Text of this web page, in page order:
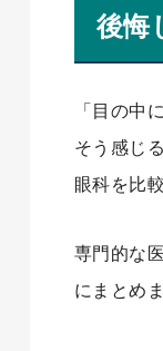
後悔
「目の中
そう感じ
眼科を比
専門的な
にまとめ